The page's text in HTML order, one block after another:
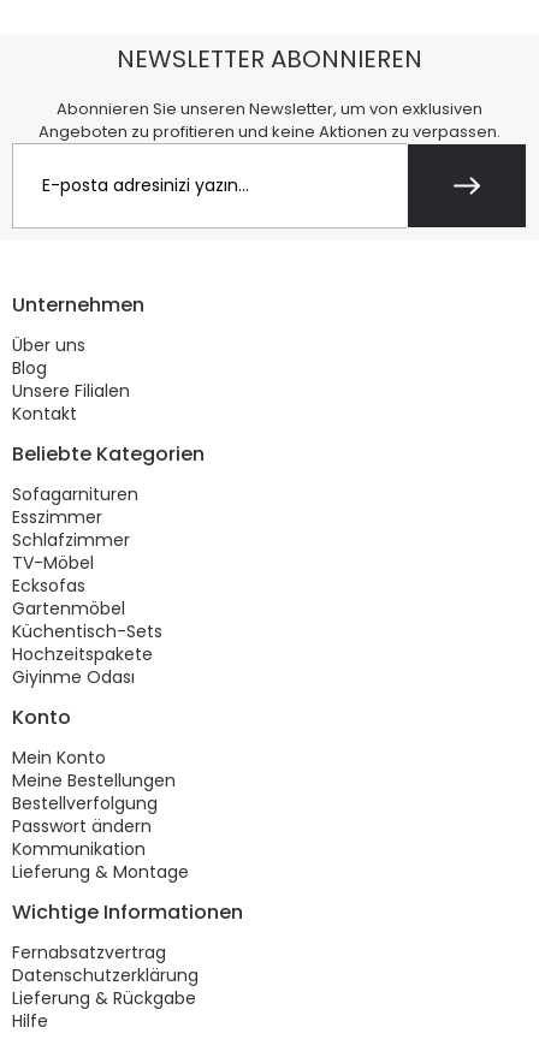
NEWSLETTER ABONNIEREN
Abonnieren Sie unseren Newsletter, um von exklusiven
Angeboten zu profitieren und keine Aktionen zu verpassen.
Unternehmen
Über uns
Blog
Unsere Filialen
Kontakt
Beliebte Kategorien
Sofagarnituren
Esszimmer
Schlafzimmer
TV-Möbel
Ecksofas
Gartenmöbel
Küchentisch-Sets
Hochzeitspakete
Giyinme Odası
Konto
Mein Konto
Meine Bestellungen
Bestellverfolgung
Passwort ändern
Kommunikation
Lieferung & Montage
Wichtige Informationen
Fernabsatzvertrag
Datenschutzerklärung
Lieferung & Rückgabe
Hilfe